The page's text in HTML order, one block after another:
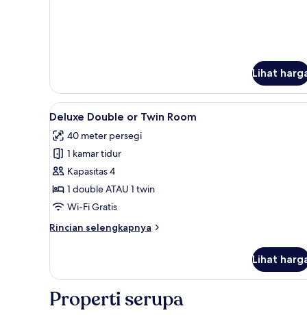
Pool
View
Lihat
Lihat
semua
foto
untuk
Deluxe
Double
or
Room
8
Deluxe Double or Twin Room
40 meter persegi
1 kamar tidur
Kapasitas 4
1 double ATAU 1 twin
Wi-Fi Gratis
Rincian selengkapnya
Rincian
Deluxe
or
Lihat
Properti serupa